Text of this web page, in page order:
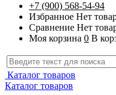
+7 (900) 568-54-94
Избранное Нет
Сравнение Нет
Моя корзина 0 В
Каталог товаров
Каталог товаров